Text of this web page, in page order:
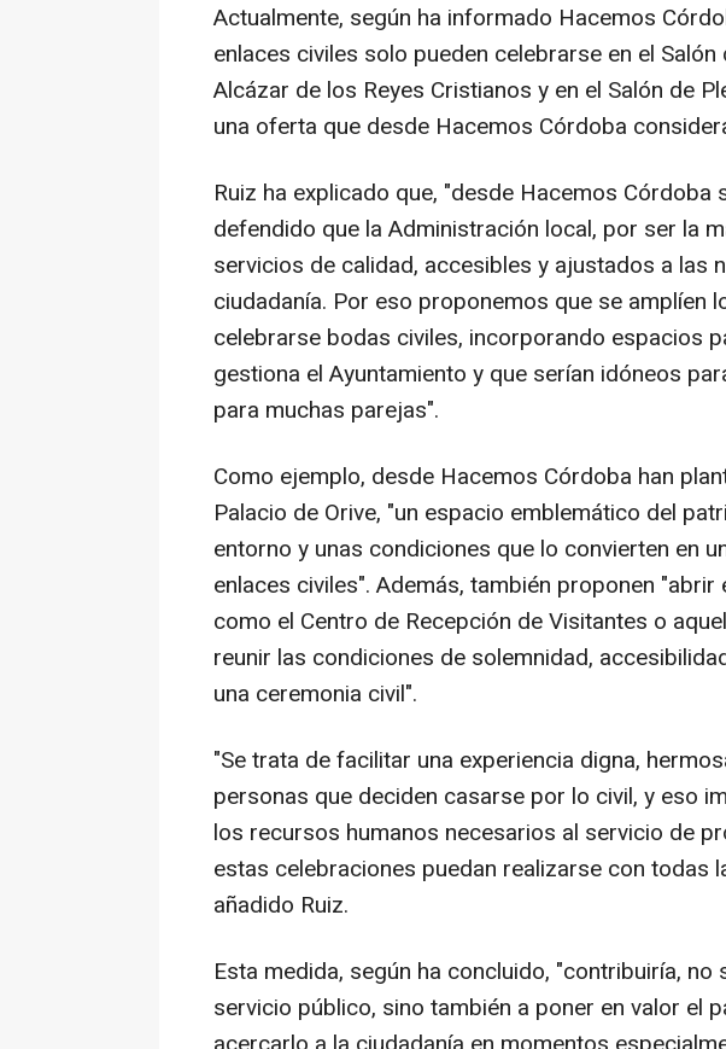
Actualmente, según ha informado Hacemos
enlaces civiles solo pueden celebrarse en el
Alcázar de los Reyes Cristianos y en el Salón de
una oferta que desde Hacemos Córdoba
Ruiz ha explicado que, "desde Hacemos Córdoba
defendido que la Administración local, por ser la
servicios de calidad, accesibles y ajustados a las
ciudadanía. Por eso proponemos que se amplíen
celebrarse bodas civiles, incorporando espacios
gestiona el Ayuntamiento y que serían idóneos
para muchas parejas".
Como ejemplo, desde Hacemos Córdoba han
Palacio de Orive, "un espacio emblemático del
entorno y unas condiciones que lo convierten en
enlaces civiles". Además, también proponen
como el Centro de Recepción de Visitantes o
reunir las condiciones de solemnidad,
una ceremonia civil".
"Se trata de facilitar una experiencia digna,
personas que deciden casarse por lo civil, y eso
los recursos humanos necesarios al servicio de
estas celebraciones puedan realizarse con todas
añadido Ruiz.
Esta medida, según ha concluido, "contribuiría,
servicio público, sino también a poner en valor el